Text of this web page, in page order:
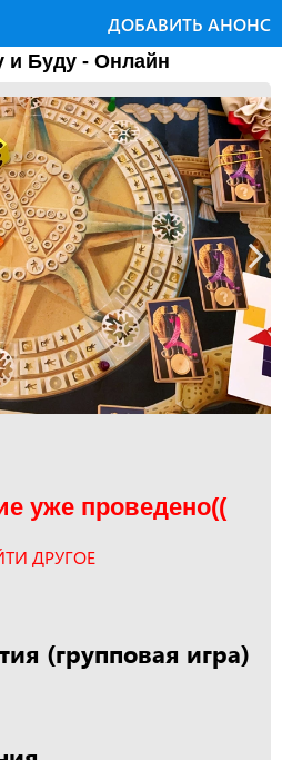
ДОБАВИТЬ АНОНС
и Буду - Онлайн
уже проведено((
ДРУГОЕ
(групповая игра)